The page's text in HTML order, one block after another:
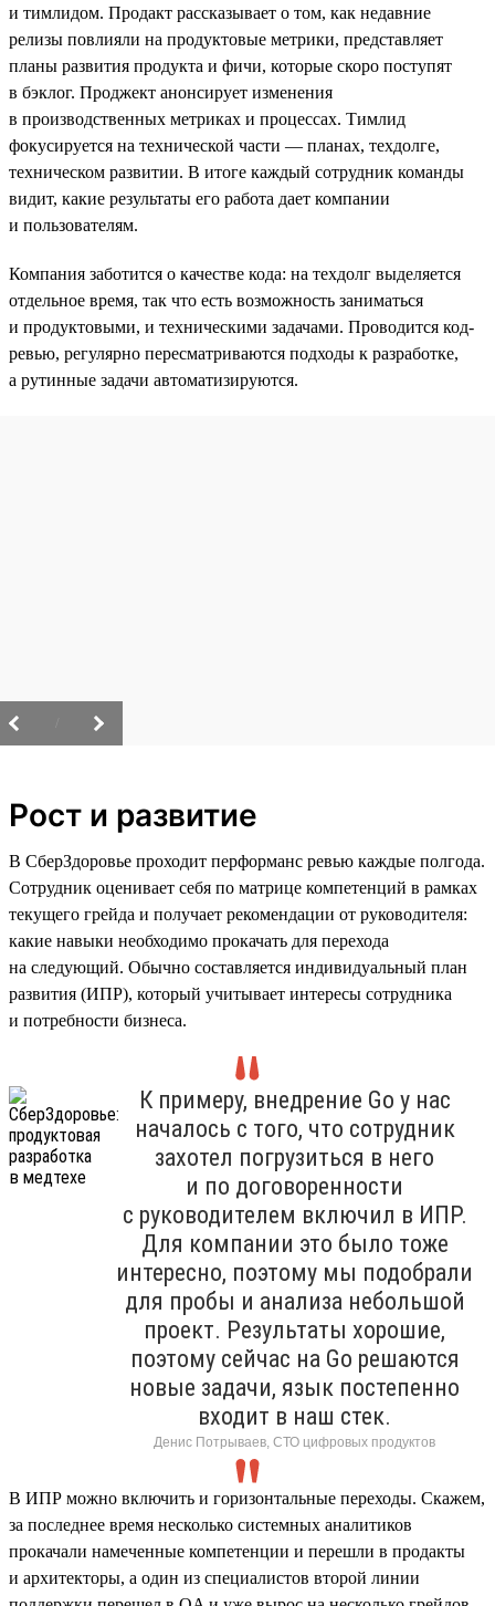
и тимлидом. Продакт рассказывает о том, как недавние
релизы повлияли на продуктовые метрики, представляет
планы развития продукта и фичи, которые скоро поступят
в бэклог. Проджект анонсирует изменения
в производственных метриках и процессах. Тимлид
фокусируется на технической части — планах, техдолге,
техническом развитии. В итоге каждый сотрудник команды
видит, какие результаты его работа дает компании
и пользователям.
Компания заботится о качестве кода: на техдолг выделяется
отдельное время, так что есть возможность заниматься
и продуктовыми, и техническими задачами. Проводится код-
ревью, регулярно пересматриваются подходы к разработке,
а рутинные задачи автоматизируются.
Рост и развитие
В СберЗдоровье проходит перформанс ревью каждые полгода.
Сотрудник оценивает себя по матрице компетенций в рамках
текущего грейда и получает рекомендации от руководителя:
какие навыки необходимо прокачать для перехода
на следующий. Обычно составляется индивидуальный план
развития (ИПР), который учитывает интересы сотрудника
и потребности бизнеса.
К примеру, внедрение Go у нас
началось с того, что сотрудник
захотел погрузиться в него
и по договоренности
с руководителем включил в ИПР.
Для компании это было тоже
интересно, поэтому мы подобрали
для пробы и анализа небольшой
проект. Результаты хорошие,
поэтому сейчас на Go решаются
новые задачи, язык постепенно
входит в наш стек.
Денис Потрываев, СТО цифровых продуктов
В ИПР можно включить и горизонтальные переходы. Скажем,
за последнее время несколько системных аналитиков
прокачали намеченные компетенции и перешли в продакты
и архитекторы, а один из специалистов второй линии